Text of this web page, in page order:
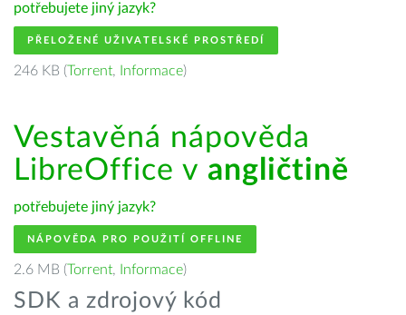
potřebujete jiný jazyk?
PŘELOŽENÉ UŽIVATELSKÉ PROSTŘEDÍ
246 KB (Torrent, Informace)
Vestavěná nápověda
LibreOffice v angličtině
potřebujete jiný jazyk?
NÁPOVĚDA PRO POUŽITÍ OFFLINE
2.6 MB (Torrent, Informace)
SDK a zdrojový kód